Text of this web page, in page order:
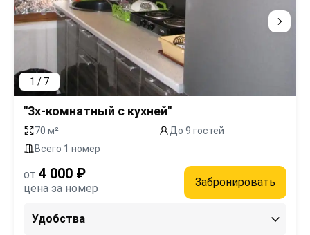
1 / 7
"3х-комнатный с кухней"
70 м²
До 9 гостей
Всего 1 номер
от 4 000 ₽
цена за номер Забронировать
Удобства